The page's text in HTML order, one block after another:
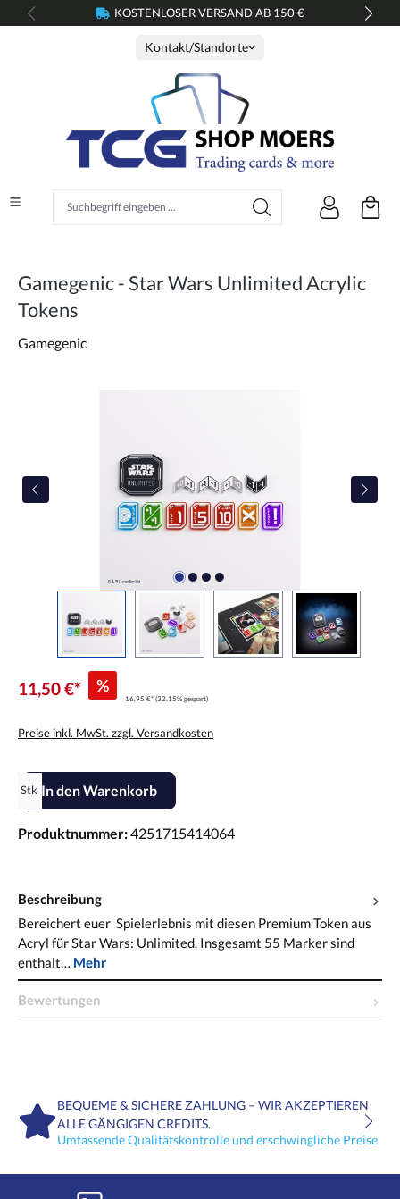
springen KOSTENLOSER VERSAND AB 150 €
Kontakt/Standorte
Gamegenic - Star Wars Unlimited Acrylic
Tokens
Gamegenic
11,50 €* %
16,95 €* (32.15% gespart)
Preise inkl. MwSt. zzgl. Versandkosten
Produkt Anzahl: Gib den gewünschten Wert ein oder benutze die
Stk In den Warenkorb
Produktnummer:4251715414064
Beschreibung
Bereichert euer Spielerlebnis mit diesen Premium Token aus
Acryl für Star Wars: Unlimited. Insgesamt 55 Marker sind
enthalt… Mehr
Bewertungen
BEQUEME & SICHERE ZAHLUNG – WIR AKZEPTIEREN
ALLE GÄNGIGEN CREDITS.
Umfassende Qualitätskontrolle und erschwingliche Preise